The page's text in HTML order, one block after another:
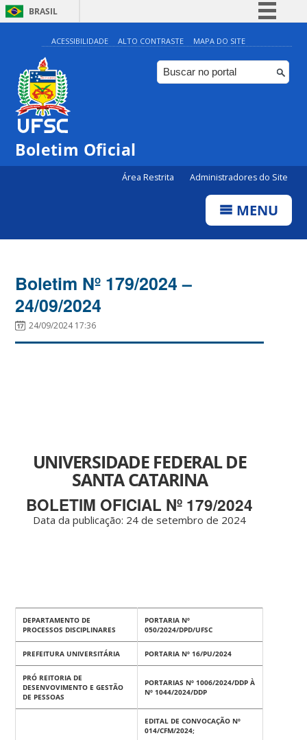
BRASIL
Simplifique!
Comunica BR
Participe
ACESSIBILIDADE ALTO CONTRASTE MAPA DO SITE
Boletim Oficial
Área Restrita Administradores do Site
MENU
Boletim Nº 179/2024 –
24/09/2024
24/09/2024 17:36
UNIVERSIDADE FEDERAL DE
SANTA CATARINA
BOLETIM OFICIAL Nº 179/2024
Data da publicação: 24 de setembro de 2024
DEPARTAMENTO DE
PROCESSOS DISCIPLINARES
PORTARIA Nº
050/2024/DPD/UFSC
PREFEITURA UNIVERSITÁRIA PORTARIA Nº 16/PU/2024
PRÓ REITORIA DE
DESENVOVIMENTO E GESTÃO
DE PESSOAS
PORTARIAS Nº 1006/2024/DDP À
Nº 1044/2024/DDP
EDITAL DE CONVOCAÇÃO Nº
014/CFM/2024;